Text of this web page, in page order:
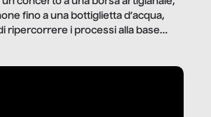
fino a una bottiglietta d’acqua,
ripercorrere i processi alla base
i servizi che fanno la nostra vita